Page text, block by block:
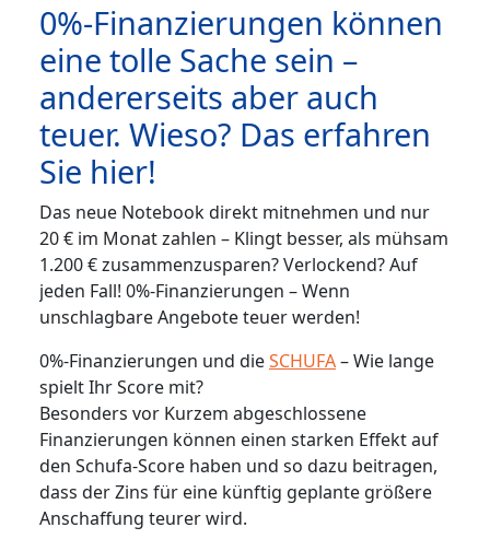
0%-Finanzierungen können
eine tolle Sache sein –
andererseits aber auch
teuer. Wieso? Das erfahren
Sie hier!
Das neue Notebook direkt mitnehmen und nur
20 € im Monat zahlen – Klingt besser, als mühsam
1.200 € zusammenzusparen? Verlockend? Auf
jeden Fall! 0%-Finanzierungen – Wenn
unschlagbare Angebote teuer werden!
0%-Finanzierungen und dieSCHUFA– Wie lange
spielt Ihr Score mit?
Besonders vor Kurzem abgeschlossene
Finanzierungen können einen starken Effekt auf
den Schufa-Score haben und so dazu beitragen,
dass der Zins für eine künftig geplante größere
Anschaffung teurer wird.